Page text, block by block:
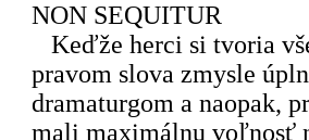
NON SEQUITUR
Keďže herci si tvoria
pravom slova zmysle
dramaturgom a naopak,
mali maximálnu voľnosť